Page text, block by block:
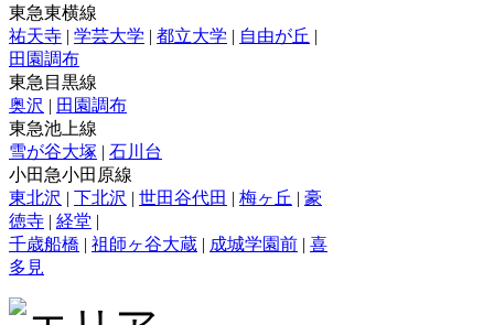
東急東横線
祐天寺 | 学芸大学 | 都立大学 | 自由が丘 |
田園調布
東急目黒線
奥沢 | 田園調布
東急池上線
雪が谷大塚 | 石川台
小田急小田原線
東北沢 | 下北沢 | 世田谷代田 | 梅ヶ丘 | 豪
徳寺 | 経堂 |
千歳船橋 | 祖師ヶ谷大蔵 | 成城学園前 | 喜
多見